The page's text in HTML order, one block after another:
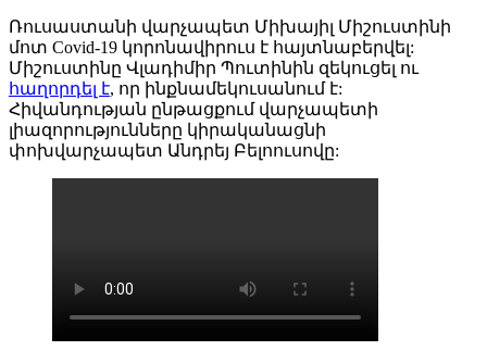
Ռուսաստանի վարչապետ Միխայիլ Միշուստինի
մոտ Covid-19 կորոնավիրուս է հայտնաբերվել:
Միշուստինը Վլադիմիր Պուտինին զեկուցել ու
հաղորդել է, որ ինքնամեկուսանում է:
Հիվանդության ընթացքում վարչապետի
լիազորությունները կիրականացնի
փոխվարչապետ Անդրեյ Բելոուսովը: